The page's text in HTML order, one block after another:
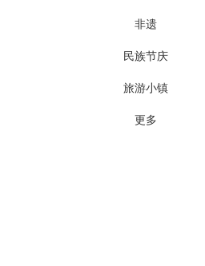
非遗
民族节庆
旅游小镇
更多